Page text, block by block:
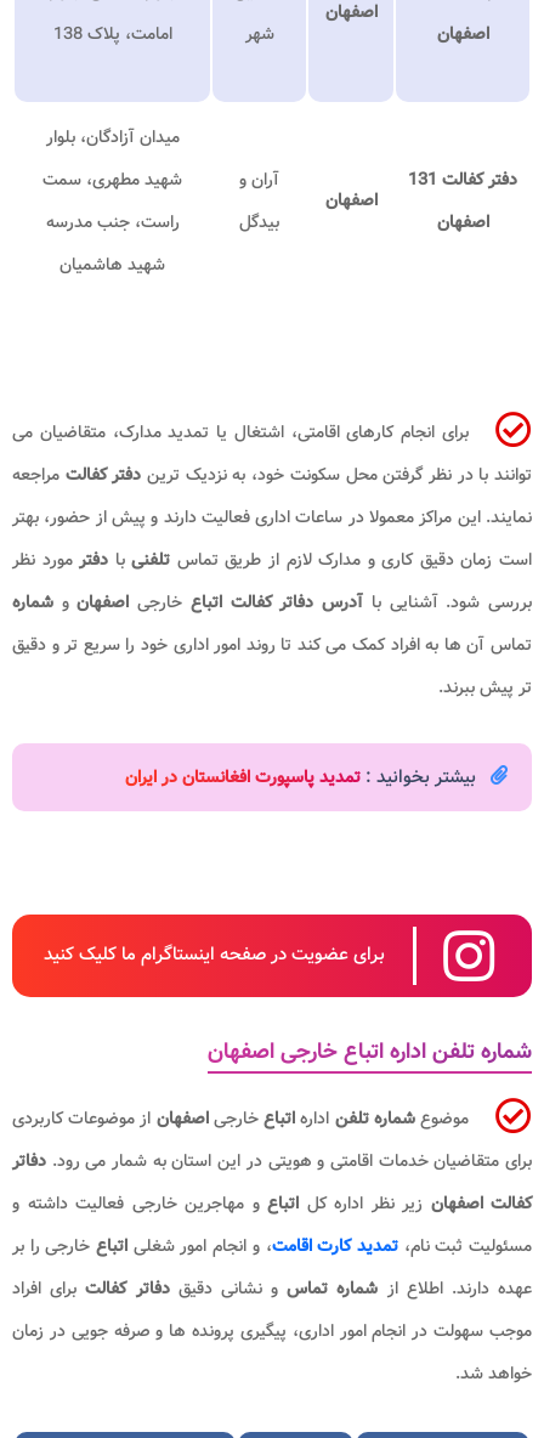
اصفهان
اصفهان
شهر
امامت، پلاک 138
دفتر کفالت 131
اصفهان
اصفهان
آران و
بیدگل
میدان آزادگان، بلوار
شهید مطهری، سمت
راست، جنب مدرسه
شهید هاشمیان
برای انجام کارهای اقامتی، اشتغال یا تمدید مدارک، متقاضیان می
توانند با در نظر گرفتن محل سکونت خود، به نزدیک تریندفتر کفالت مراجعه
نمایند. این مراکز معمولا در ساعات اداری فعالیت دارند و پیش از حضور، بهتر
است زمان دقیق کاری و مدارک لازم از طریق تماس تلفنیبا دفترمورد نظر
بررسی شود. آشنایی با آدرس دفاتر کفالت اتباع خارجی اصفهانو شماره
تماس آن ها به افراد کمک می کند تا روند امور اداری خود را سریع تر و دقیق
تر پیش ببرند.
بیشتر بخوانید : تمدید پاسپورت افغانستان در ایران
برای عضویت در صفحه اینستاگرام ما کلیک کنید
شماره تلفن اداره اتباع خارجی اصفهان
موضوعشماره تلفن ادارهاتباعخارجیاصفهان از موضوعات کاربردی
برای متقاضیان خدمات اقامتی و هویتی در این استان به شمار می رود. دفاتر
کفالت اصفهان زیر نظر اداره کل اتباعو مهاجرین خارجی فعالیت داشته و
مسئولیت ثبت نام،تمدید کارت اقامت، و انجام امور شغلی اتباع خارجی را بر
عهده دارند. اطلاع از شماره تماس و نشانی دقیقدفاتر کفالتبرای افراد
موجب سهولت در انجام امور اداری، پیگیری پرونده ها و صرفه جویی در زمان
خواهد شد.